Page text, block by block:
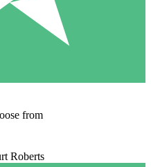
from
Roberts